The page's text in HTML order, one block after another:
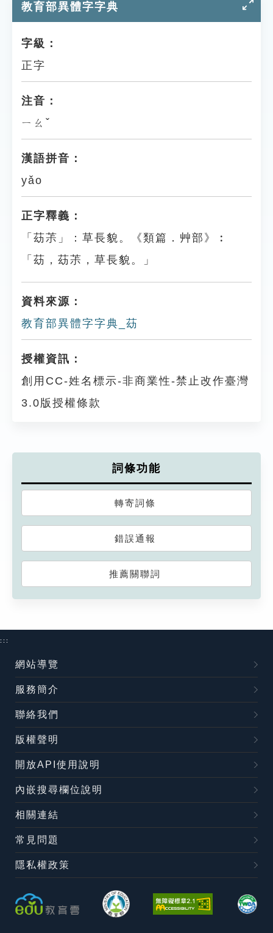
貓頭鷹博士
教育部異體字字典
字級：
正字
注音：
ㄧㄠˇ
漢語拼音：
yǎo
正字釋義：
「苭茮」：草長貌。《類篇．艸部》︰
「苭，苭茮，草長貌。」
資料來源：
教育部異體字字典_苭
授權資訊：
創用CC-姓名標示-非商業性-禁止改作臺灣
3.0版授權條款
詞條功能
轉寄詞條
錯誤通報
推薦關聯詞
:::
網站導覽
服務簡介
聯絡我們
版權聲明
開放API使用說明
內嵌搜尋欄位說明
相關連結
常見問題
隱私權政策